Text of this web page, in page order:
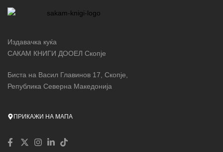
Издавачка куќа
САКАМ КНИГИ ДООЕЛ Скопје
Биста на Васил Главинов 17, Скопје,
Република Северна Македонија
ПРИКАЖИ НА МАПА